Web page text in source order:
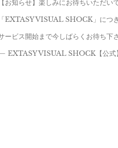
【お知らせ】楽しみにお待ちいただい
「EXTASY VISUAL SHOCK」につ
ービス開始まで今しばらくお待ち
EXTASY VISUAL SHOCK【公